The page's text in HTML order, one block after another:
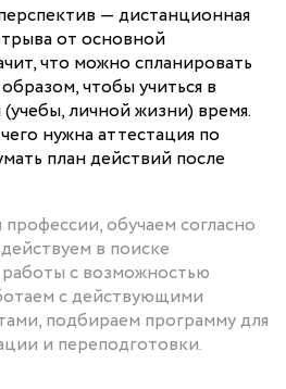
— дистанционная
от основной
что можно спланировать
чтобы учиться в
личной жизни) время.
нужна аттестация по
план действий после
обучаем согласно
в поиске
с возможностью
с действующими
подбираем программу для
и переподготовки.